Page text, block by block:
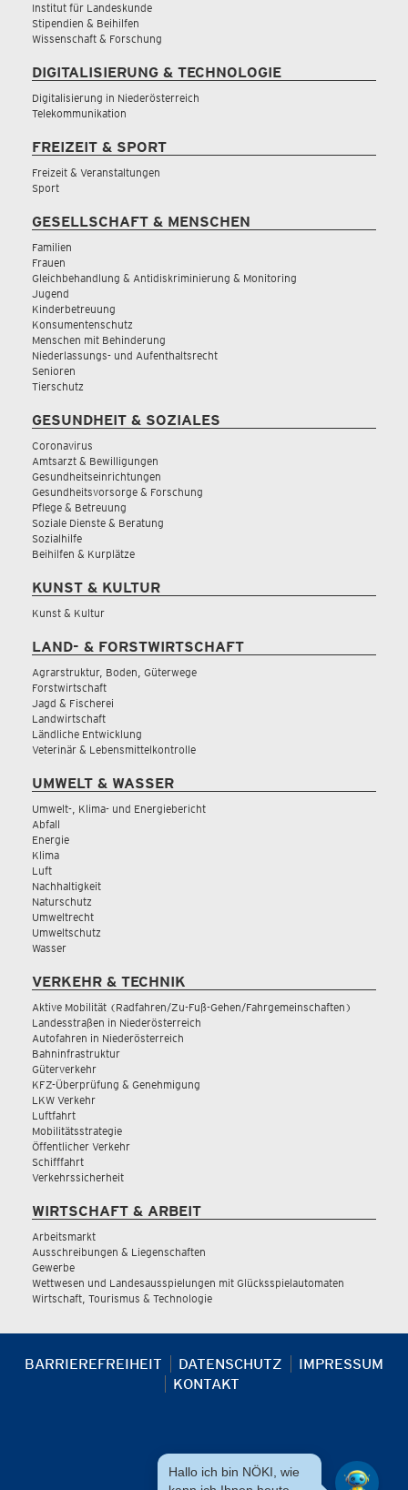
Institut für Landeskunde
Stipendien & Beihilfen
Wissenschaft & Forschung
DIGITALISIERUNG & TECHNOLOGIE
Digitalisierung in Niederösterreich
Telekommunikation
FREIZEIT & SPORT
Freizeit & Veranstaltungen
Sport
GESELLSCHAFT & MENSCHEN
Familien
Frauen
Gleichbehandlung & Antidiskriminierung & Monitoring
Jugend
Kinderbetreuung
Konsumentenschutz
Menschen mit Behinderung
Niederlassungs- und Aufenthaltsrecht
Senioren
Tierschutz
GESUNDHEIT & SOZIALES
Coronavirus
Amtsarzt & Bewilligungen
Gesundheitseinrichtungen
Gesundheitsvorsorge & Forschung
Pflege & Betreuung
Soziale Dienste & Beratung
Sozialhilfe
Beihilfen & Kurplätze
KUNST & KULTUR
Kunst & Kultur
LAND- & FORSTWIRTSCHAFT
Agrarstruktur, Boden, Güterwege
Forstwirtschaft
Jagd & Fischerei
Landwirtschaft
Ländliche Entwicklung
Veterinär & Lebensmittelkontrolle
UMWELT & WASSER
Umwelt-, Klima- und Energiebericht
Abfall
Energie
Klima
Luft
Nachhaltigkeit
Naturschutz
Umweltrecht
Umweltschutz
Wasser
VERKEHR & TECHNIK
Aktive Mobilität (Radfahren/Zu-Fuß-Gehen/Fahrgemeinschaften)
Landesstraßen in Niederösterreich
Autofahren in Niederösterreich
Bahninfrastruktur
Güterverkehr
KFZ-Überprüfung & Genehmigung
LKW Verkehr
Luftfahrt
Mobilitätsstrategie
Öffentlicher Verkehr
Schifffahrt
Verkehrssicherheit
WIRTSCHAFT & ARBEIT
Arbeitsmarkt
Ausschreibungen & Liegenschaften
Gewerbe
Wettwesen und Landesausspielungen mit Glücksspielautomaten
Wirtschaft, Tourismus & Technologie
BARRIEREFREIHEIT DATENSCHUTZ
IMPRESSUM
KONTAKT
Hallo ich bin NÖKI, wie